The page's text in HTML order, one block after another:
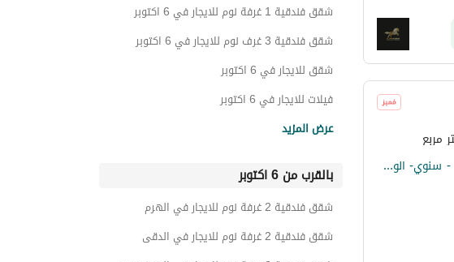
شقة فندقية مفروشة دريم لاند - غرفتين جديدة - سنوي- الوسطاء يمتنعون
شقق فندقية 1 غرفة نوم للايجار في 6 اكتوبر
شقق فندقية 3 غرف نوم للايجار في 6 اكتوبر
شقق للايجار في 6 اكتوبر
فيلات للايجار في 6 اكتوبر
دوبليكس للايجار في 6 اكتوبر
غرف للايجار في 6 اكتوبر
بنتهاوس للايجار في 6 اكتوبر
عرض المزيد
بالقرب من 6 اكتوبر
شقق فندقية 2 غرفة نوم للايجار في الهرم
شقق فندقية 2 غرفة نوم للايجار في الدقى